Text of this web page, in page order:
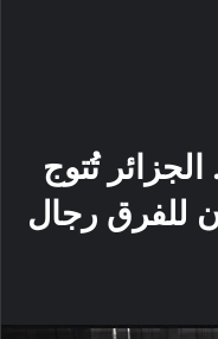
تُتوج
للفرق رجال